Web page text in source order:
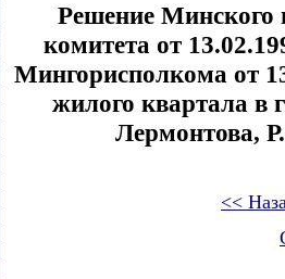
Решение Минского
комитета от
Мингорисполкома от
жилого квартала в
Лермонтова,
<<